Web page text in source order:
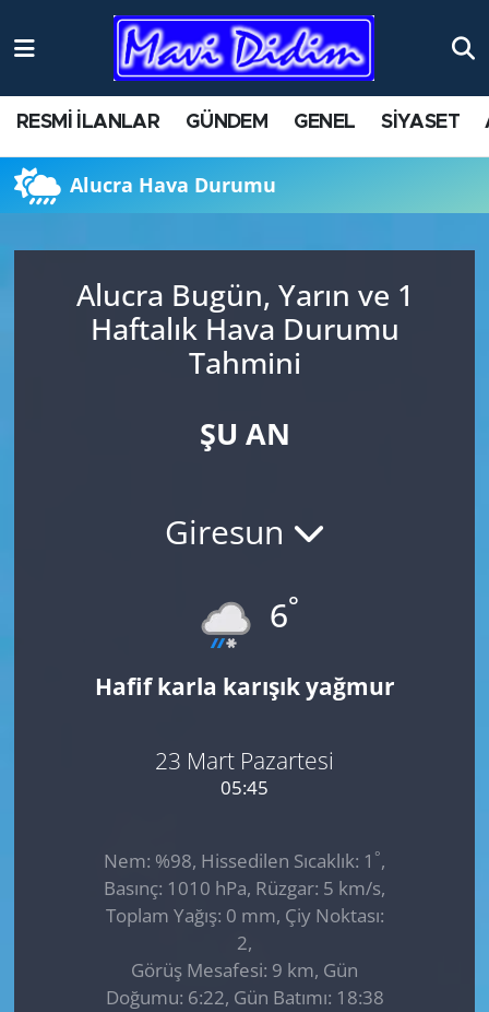
RESMİ İLANLAR GÜNDEM GENEL SİYASET
Alucra Hava Durumu
Alucra Bugün, Yarın ve 1
Haftalık Hava Durumu
Tahmini
ŞU AN
Giresun
6°
Hafif karla karışık yağmur
23 Mart Pazartesi
05:45
Nem: %98, Hissedilen Sıcaklık: 1 °,
Basınç: 1010 hPa, Rüzgar: 5 km/s,
Toplam Yağış: 0 mm, Çiy Noktası:
2,
Görüş Mesafesi: 9 km, Gün
Doğumu: 6:22, Gün Batımı: 18:38
ANTİK YERLER
AYDIN
BİLİM VE TEKNOLOJİ
ÇEVRE
KÜLTÜR SANAT
MAGAZİN
SAĞLIK
SİYASET
Nöbetçi Eczaneler
Namaz Vakitleri
Trafik Durumu
Süper Lig Puan Durumu ve Fikstür
Tüm Manşetler